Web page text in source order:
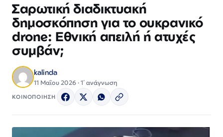
Σαρωτική διαδικτυακή
δημοσκόπηση για το ουκρανικό
drone: Εθνική απειλή ή ατυχές
συμβάν;
kalinda
11 Μαΐου 2026 · 1΄ ανάγνωση
ΚΟΙΝΟΠΟΙΗΣΗ